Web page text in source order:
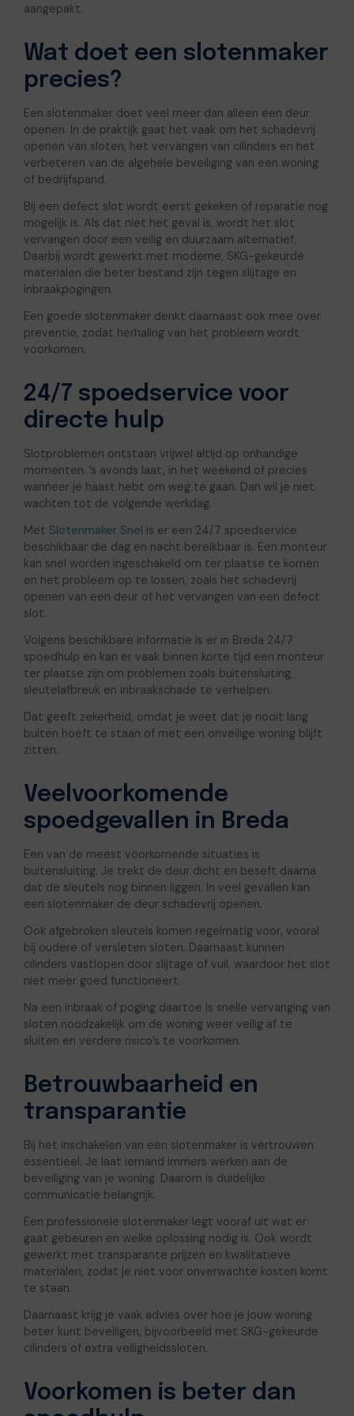
aangepakt.
Wat doet een slotenmaker
precies?
Een slotenmaker doet veel meer dan alleen een deur
openen. In de praktijk gaat het vaak om het schadevrij
openen van sloten, het vervangen van cilinders en het
verbeteren van de algehele beveiliging van een woning
of bedrijfspand.
Bij een defect slot wordt eerst gekeken of reparatie nog
mogelijk is. Als dat niet het geval is, wordt het slot
vervangen door een veilig en duurzaam alternatief.
Daarbij wordt gewerkt met moderne, SKG-gekeurde
materialen die beter bestand zijn tegen slijtage en
inbraakpogingen.
Een goede slotenmaker denkt daarnaast ook mee over
preventie, zodat herhaling van het probleem wordt
voorkomen.
24/7 spoedservice voor
directe hulp
Slotproblemen ontstaan vrijwel altijd op onhandige
momenten. ’s avonds laat, in het weekend of precies
wanneer je haast hebt om weg te gaan. Dan wil je niet
wachten tot de volgende werkdag.
Met Slotenmaker Snel is er een 24/7 spoedservice
beschikbaar die dag en nacht bereikbaar is. Een monteur
kan snel worden ingeschakeld om ter plaatse te komen
en het probleem op te lossen, zoals het schadevrij
openen van een deur of het vervangen van een defect
slot.
Volgens beschikbare informatie is er in Breda 24/7
spoedhulp en kan er vaak binnen korte tijd een monteur
ter plaatse zijn om problemen zoals buitensluiting,
sleutelafbreuk en inbraakschade te verhelpen.
Dat geeft zekerheid, omdat je weet dat je nooit lang
buiten hoeft te staan of met een onveilige woning blijft
zitten.
Veelvoorkomende
spoedgevallen in Breda
Een van de meest voorkomende situaties is
buitensluiting. Je trekt de deur dicht en beseft daarna
dat de sleutels nog binnen liggen. In veel gevallen kan
een slotenmaker de deur schadevrij openen.
Ook afgebroken sleutels komen regelmatig voor, vooral
bij oudere of versleten sloten. Daarnaast kunnen
cilinders vastlopen door slijtage of vuil, waardoor het slot
niet meer goed functioneert.
Na een inbraak of poging daartoe is snelle vervanging van
sloten noodzakelijk om de woning weer veilig af te
sluiten en verdere risico’s te voorkomen.
Betrouwbaarheid en
transparantie
Bij het inschakelen van een slotenmaker is vertrouwen
essentieel. Je laat iemand immers werken aan de
beveiliging van je woning. Daarom is duidelijke
communicatie belangrijk.
Een professionele slotenmaker legt vooraf uit wat er
gaat gebeuren en welke oplossing nodig is. Ook wordt
gewerkt met transparante prijzen en kwalitatieve
materialen, zodat je niet voor onverwachte kosten komt
te staan.
Daarnaast krijg je vaak advies over hoe je jouw woning
beter kunt beveiligen, bijvoorbeeld met SKG-gekeurde
cilinders of extra veiligheidssloten.
Voorkomen is beter dan